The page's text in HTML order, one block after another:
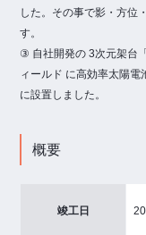
した。その事で影・方位
す。
③ 自社開発の 3次元架台
ィールド に高効率太陽
に設置しました。
概要
竣工日